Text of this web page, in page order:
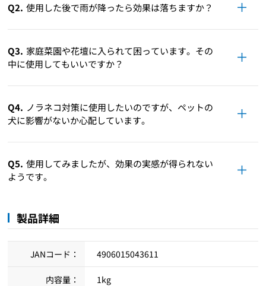
Q2. 使用した後で雨が降ったら効果は落ちますか？
Q3. 家庭菜園や花壇に入られて困っています。その
中に使用してもいいですか？
Q4. ノラネコ対策に使用したいのですが、ペットの
犬に影響がないか心配しています。
Q5. 使用してみましたが、効果の実感が得られない
ようです。
製品詳細
JANコード： 4906015043611
内容量： 1kg